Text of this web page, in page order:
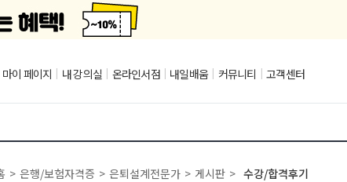
마이 페이지 | 내 강의실 | 온라인서점 | 내일배움 | 커뮤니티 | 고객센터
> 은행/보험자격증 > 은퇴설계전문가 > 게시판 > 수강/합격후기